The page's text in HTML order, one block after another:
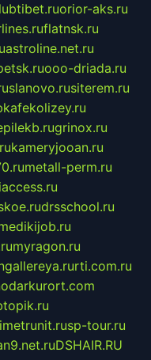
orior-aks.ru
flatnsk.ru
astroline.net.ru
ooo-driada.ru
siterem.ru
kafekolizey.ru
grinox.ru
kameryjooan.ru
metall-perm.ru
drsschool.ru
myragon.ru
rti.com.ru
sp-tour.ru
DSHAIR.RU